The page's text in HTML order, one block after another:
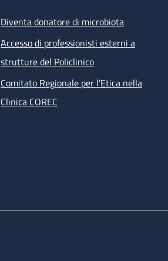
Diventa donatore di microbiota
Accesso di professionisti esterni a
strutture del Policlinico
Comitato Regionale per l’Etica nella
Clinica COREC